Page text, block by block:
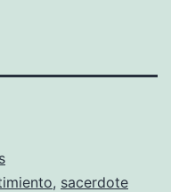
, sacerdote